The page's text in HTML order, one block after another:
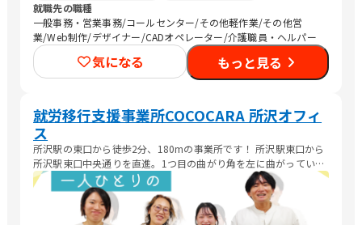
就職先の職種
一般事務・営業事務/コールセンター/その他軽作業/その他営
業/Web制作/デザイナー/CADオペレーター/介護職員・ヘルパー
気になる もっと見る
就労移行支援事業所COCOCARA 所沢オフィ
ス
所沢駅の東口から徒歩2分、180mの事業所です！ 所沢駅東口から
所沢駅東口中央通りを直進。1つ目の曲がり角を左に曲がっていた
だいて、大通りから2つ目のビルが TOSHIビルになります。ビルの
右側、奥のエレベーターから5階がCOCOCARAになります(^^